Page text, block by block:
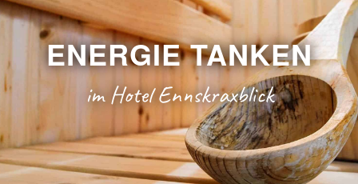
ENERGIE TANKEN
im Hotel Ennskraxblick